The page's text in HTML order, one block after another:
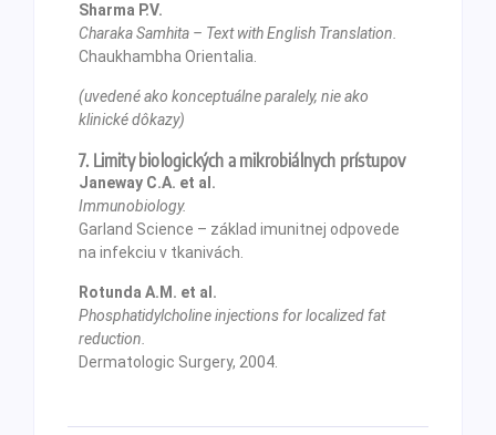
Sharma P.V.
Charaka Samhita – Text with English Translation.
Chaukhambha Orientalia.
(uvedené ako konceptuálne paralely, nie ako
klinické dôkazy)
7. Limity biologických a mikrobiálnych prístupov
Janeway C.A. et al.
Immunobiology.
Garland Science – základ imunitnej odpovede
na infekciu v tkanivách.
Rotunda A.M. et al.
Phosphatidylcholine injections for localized fat
reduction.
Dermatologic Surgery, 2004.